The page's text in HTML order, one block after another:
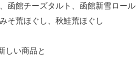
館チーズタルト、函館新雪ロール
荒ほぐし、秋鮭荒ほぐし
しい商品と